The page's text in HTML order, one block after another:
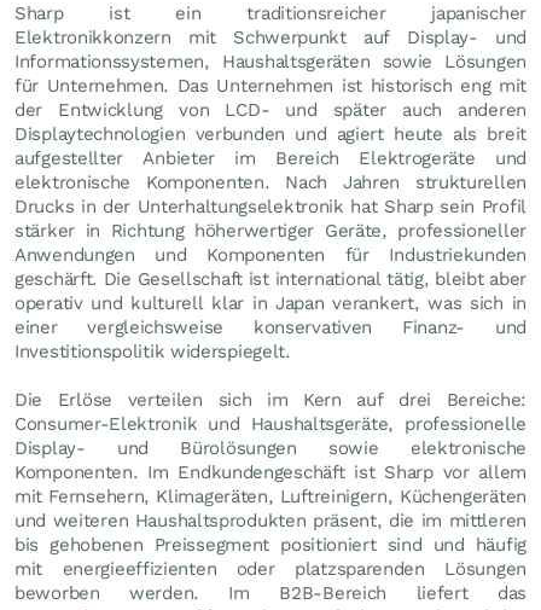
Sharp ist ein traditionsreicher japanischer
Elektronikkonzern mit Schwerpunkt auf Display- und
Informationssystemen, Haushaltsgeräten sowie Lösungen
für Unternehmen. Das Unternehmen ist historisch eng mit
der Entwicklung von LCD- und später auch anderen
Displaytechnologien verbunden und agiert heute als breit
aufgestellter Anbieter im Bereich Elektrogeräte und
elektronische Komponenten. Nach Jahren strukturellen
Drucks in der Unterhaltungselektronik hat Sharp sein Profil
stärker in Richtung höherwertiger Geräte, professioneller
Anwendungen und Komponenten für Industriekunden
geschärft. Die Gesellschaft ist international tätig, bleibt aber
operativ und kulturell klar in Japan verankert, was sich in
einer vergleichsweise konservativen Finanz- und
Investitionspolitik widerspiegelt.
Die Erlöse verteilen sich im Kern auf drei Bereiche:
Consumer-Elektronik und Haushaltsgeräte, professionelle
Display- und Bürolösungen sowie elektronische
Komponenten. Im Endkundengeschäft ist Sharp vor allem
mit Fernsehern, Klimageräten, Luftreinigern, Küchengeräten
und weiteren Haushaltsprodukten präsent, die im mittleren
bis gehobenen Preissegment positioniert sind und häufig
mit energieeffizienten oder platzsparenden Lösungen
beworben werden. Im B2B-Bereich liefert das